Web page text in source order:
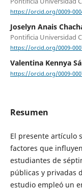
https://orcid.org/0009-
Joselyn Anais
Pontificia Universidad
https://orcid.org/0009-
Valentina Kennya
https://orcid.org/0009-
Resumen
El presente artículo
factores que
estudiantes de
públicas y privadas
estudio empleó un